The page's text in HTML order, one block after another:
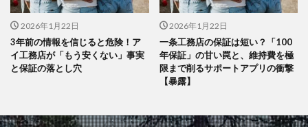
2026年1月22日
3年前の情報を信じると危険！ア
イ工務店が「もう安くない」事実
と保証の落とし穴
2026年1月22日
一条工務店の保証は短い？「100
年保証」の甘い罠と、維持費を極
限まで削るサポートアプリの衝撃
【暴露】